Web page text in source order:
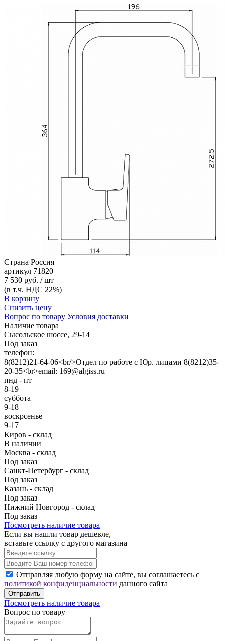
Страна Россия
артикул 71820
7 530 руб. / шт
(в т.ч. НДС 22%)
В корзину
Снизить цену
Вопрос по товару Условия доставки
Наличие товара
Сысольское шоссе, 29-14
Под заказ
телефон:
8(8212)21-64-06<br/>Отдел по работе с Юр. лицами 8(8212)35-
20-35<br>email: 169@algiss.ru
пнд - пт
8-19
суббота
9-18
воскрсенье
9-17
Киров - склад
В наличии
Москва - склад
Под заказ
Санкт-Петербург - склад
Под заказ
Казань - склад
Под заказ
Нижний Новгород - склад
Под заказ
Посмотреть наличие товара
Если вы нашли товар дешевле,
вставьте ссылку с другого магазина
Отправляя любую форму на сайте, вы соглашаетесь с
политикой конфиденциальности данного сайта
Отправить
Посмотреть наличие товара
Вопрос по товару